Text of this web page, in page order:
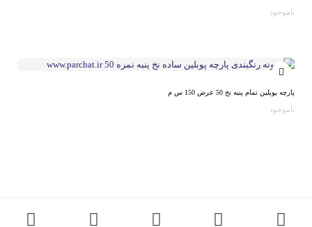
ناموجود
پارچه پوبلین تمام پنبه نخ 50 عرض 150 س م
ناموجود